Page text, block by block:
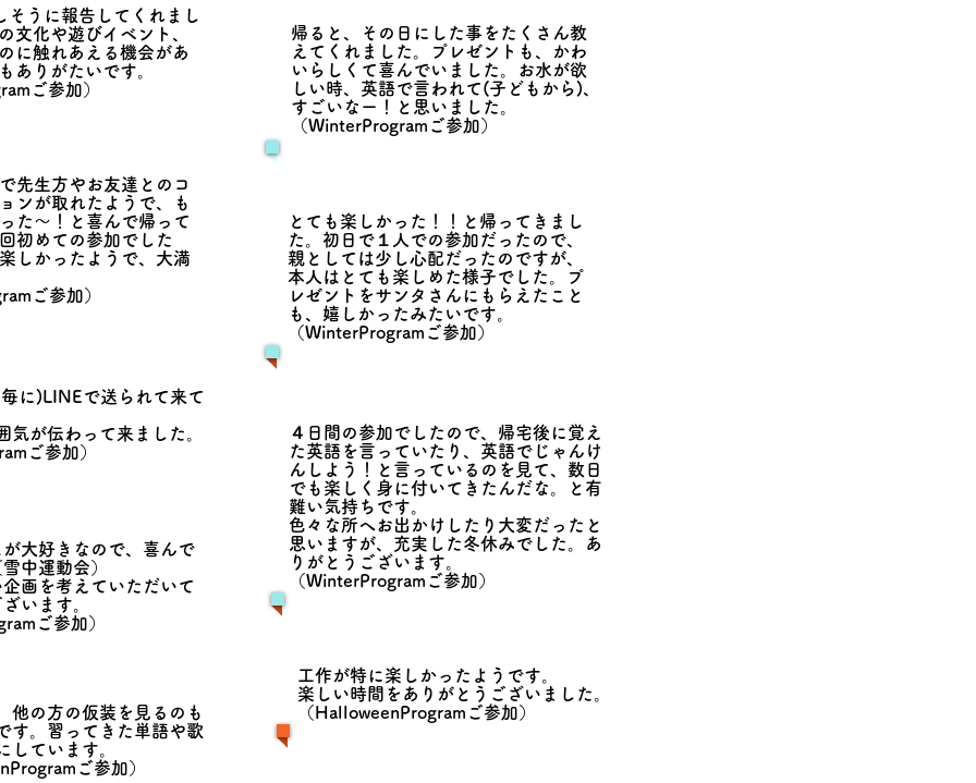
そうに報告してくれまし
文化や遊びイベント、
に触れあえる機会があ
ありがたいです。
ご参加）
先生方やお友達とのコ
ンが取れたようで、も
た～！と喜んで帰って
初めての参加でした
しかったようで、大満
ご参加）
帰ると、その日にした事をたくさん教
えてくれました。プレゼントも、かわ
いらしくて喜んでいました。お水が欲
しい時、英語で言われて(子どもから)、
すごいなー！と思いました。
​（WinterProgramご参加）
​とても楽しかった！！と帰ってきまし
た。初日で１人での参加だったので、
親としては少し心配だったのですが、
本人はとても楽しめた様子でした。プ
レゼントをサンタさんにもらえたこと
も、嬉しかったみたいです。
（WinterProgramご参加）
に)LINEで送られて来て
気が伝わって来ました。
m ご参加）
大好きなので、喜んで
中運動会）
画を考えていただいて
います。
ご参加）
他の方の仮装を見るのも
す。習ってきた単語や歌
しています。
ご参加）
４日間の参加でしたので、帰宅後に覚え
た英語を言っていたり、英語でじゃんけ
んしよう！と言っているのを見て、数日
でも楽しく身に付いてきたんだな。と有
難い気持ちです。
色々な所へお出かけしたり大変だったと
思いますが、充実した冬休みでした。あ
りがとうございます。
（WinterProgramご参加）
​工作が特に楽しかったようです。
楽しい時間をありがとうございました。
​​（HalloweenProgramご参加）